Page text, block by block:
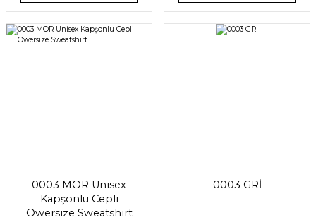
0003 MOR Unisex
Kapşonlu Cepli
Owersıze Sweatshirt
0003 GRİ